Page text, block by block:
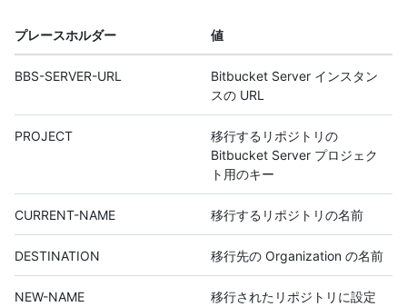
プレースホルダー 値
BBS-SERVER-URL
Bitbucket Server インスタン
スの URL
PROJECT
移行するリポジトリの
Bitbucket Server プロジェク
ト用のキー
CURRENT-NAME 移行するリポジトリの名前
DESTINATION 移行先の Organization の名前
NEW-NAME
移行されたリポジトリに設定